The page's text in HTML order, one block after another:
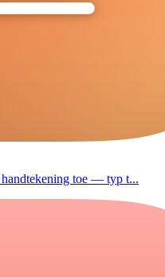
toe — typ t...